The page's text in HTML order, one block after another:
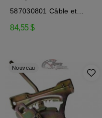
587030801 Câble et
84,55 $
Nouveau